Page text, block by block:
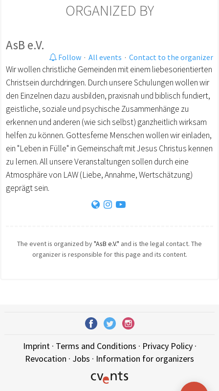
ORGANIZED BY
AsB e.V.
Follow · All events · Contact to the organizer
Wir wollen christliche Gemeinden mit einem liebesorientierten
Christsein durchdringen. Durch unsere Schulungen wollen wir
den Einzelnen dazu ausbilden, praxisnah und biblisch fundiert,
geistliche, soziale und psychische Zusammenhänge zu
erkennen und anderen (wie sich selbst) ganzheitlich wirksam
helfen zu können. Gottesferne Menschen wollen wir einladen,
ein "Leben in Fülle" in Gemeinschaft mit Jesus Christus kennen
zu lernen. All unsere Veranstaltungen sollen durch eine
Atmosphäre von LAW (Liebe, Annahme, Wertschätzung)
geprägt sein.
The event is organized by"AsB e.V." and is the legal contact. The
organizer is responsible for this page and its content.
Imprint· Terms and Conditions · Privacy Policy·
Revocation · Jobs · Information for organizers